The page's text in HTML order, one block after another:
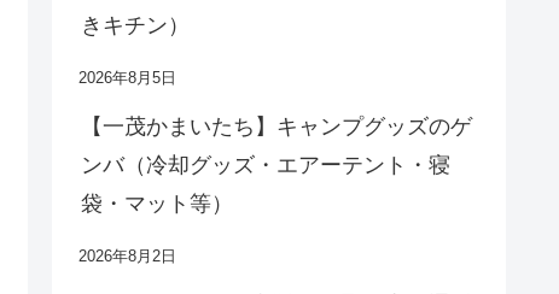
きキチン）
2026年8月5日
【一茂かまいたち】キャンプグッズのゲ
ンバ（冷却グッズ・エアーテント・寝
袋・マット等）
2026年8月2日